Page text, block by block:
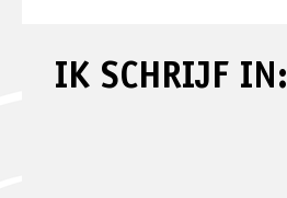
IK SCHRIJF IN: